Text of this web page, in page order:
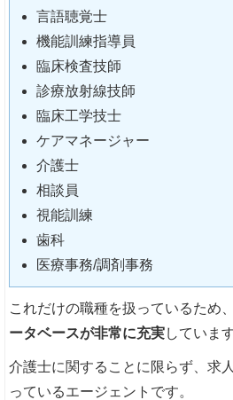
言語聴覚士
機能訓練指導員
臨床検査技師
診療放射線技師
臨床工学技士
ケアマネージャー
介護士
相談員
視能訓練
歯科
医療事務/調剤事務
これだけの職種を扱っているため
ータベースが非常に充実しています
介護士に関することに限らず、求
っているエージェントです。